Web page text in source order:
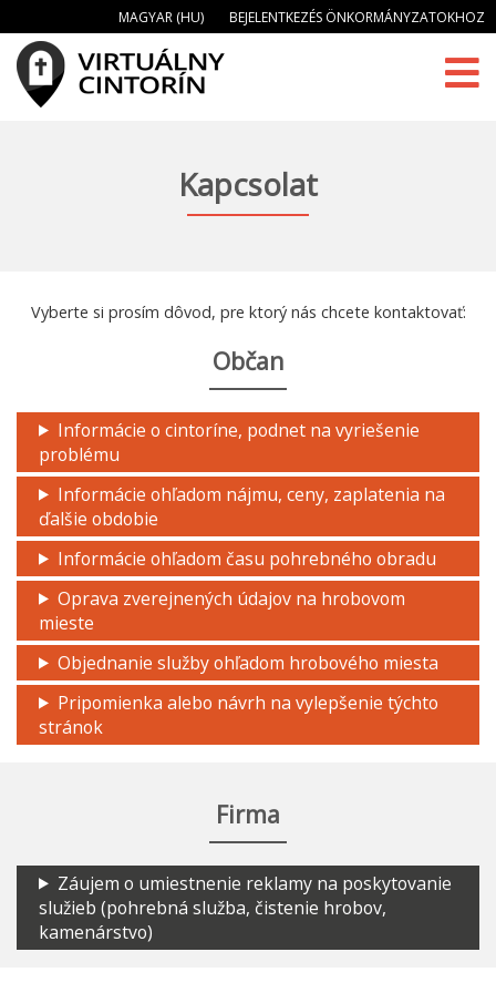
MAGYAR (HU) BEJELENTKEZÉS ÖNKORMÁNYZATOKHOZ
Kapcsolat
Vyberte si prosím dôvod, pre ktorý nás chcete kontaktovať:
Občan
Informácie o cintoríne, podnet na vyriešenie
problému
Informácie ohľadom nájmu, ceny, zaplatenia na
ďalšie obdobie
Informácie ohľadom času pohrebného obradu
Oprava zverejnených údajov na hrobovom
mieste
Objednanie služby ohľadom hrobového miesta
Pripomienka alebo návrh na vylepšenie týchto
stránok
Firma
Záujem o umiestnenie reklamy na poskytovanie
služieb (pohrebná služba, čistenie hrobov,
kamenárstvo)